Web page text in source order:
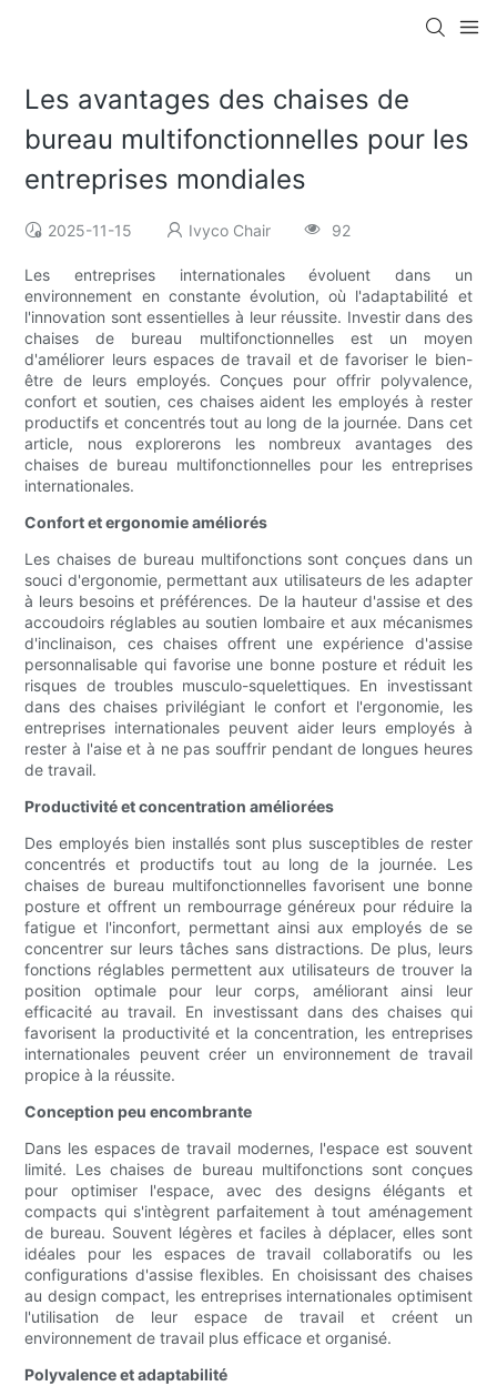
Les avantages des chaises de
bureau multifonctionnelles pour les
entreprises mondiales
2025-11-15 Ivyco Chair 92
Les entreprises internationales évoluent dans un
environnement en constante évolution, où l'adaptabilité et
l'innovation sont essentielles à leur réussite. Investir dans des
chaises de bureau multifonctionnelles est un moyen
d'améliorer leurs espaces de travail et de favoriser le bien-
être de leurs employés. Conçues pour offrir polyvalence,
confort et soutien, ces chaises aident les employés à rester
productifs et concentrés tout au long de la journée. Dans cet
article, nous explorerons les nombreux avantages des
chaises de bureau multifonctionnelles pour les entreprises
internationales.
Confort et ergonomie améliorés
Les chaises de bureau multifonctions sont conçues dans un
souci d'ergonomie, permettant aux utilisateurs de les adapter
à leurs besoins et préférences. De la hauteur d'assise et des
accoudoirs réglables au soutien lombaire et aux mécanismes
d'inclinaison, ces chaises offrent une expérience d'assise
personnalisable qui favorise une bonne posture et réduit les
risques de troubles musculo-squelettiques. En investissant
dans des chaises privilégiant le confort et l'ergonomie, les
entreprises internationales peuvent aider leurs employés à
rester à l'aise et à ne pas souffrir pendant de longues heures
de travail.
Productivité et concentration améliorées
Des employés bien installés sont plus susceptibles de rester
concentrés et productifs tout au long de la journée. Les
chaises de bureau multifonctionnelles favorisent une bonne
posture et offrent un rembourrage généreux pour réduire la
fatigue et l'inconfort, permettant ainsi aux employés de se
concentrer sur leurs tâches sans distractions. De plus, leurs
fonctions réglables permettent aux utilisateurs de trouver la
position optimale pour leur corps, améliorant ainsi leur
efficacité au travail. En investissant dans des chaises qui
favorisent la productivité et la concentration, les entreprises
internationales peuvent créer un environnement de travail
propice à la réussite.
Conception peu encombrante
Dans les espaces de travail modernes, l'espace est souvent
limité. Les chaises de bureau multifonctions sont conçues
pour optimiser l'espace, avec des designs élégants et
compacts qui s'intègrent parfaitement à tout aménagement
de bureau. Souvent légères et faciles à déplacer, elles sont
idéales pour les espaces de travail collaboratifs ou les
configurations d'assise flexibles. En choisissant des chaises
au design compact, les entreprises internationales optimisent
l'utilisation de leur espace de travail et créent un
environnement de travail plus efficace et organisé.
Polyvalence et adaptabilité